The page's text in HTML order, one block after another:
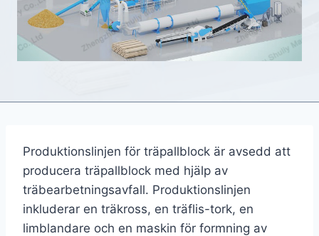
Produktionslinjen för träpallblock är avsedd att
producera träpallblock med hjälp av
träbearbetningsavfall. Produktionslinjen
inkluderar en träkross, en träflis-tork, en
limblandare och en maskin för formning av